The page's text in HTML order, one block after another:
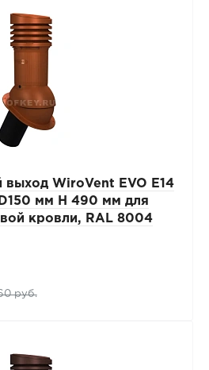
выход WiroVent EVO E14
мм Н 490 мм для
кровли, RAL 8004
руб.